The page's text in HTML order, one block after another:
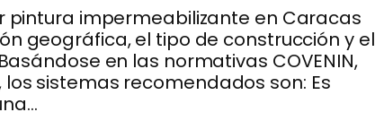
pintura impermeabilizante en Caracas
geográfica, el tipo de construcción y el
en las normativas COVENIN,
los sistemas recomendados son: Es